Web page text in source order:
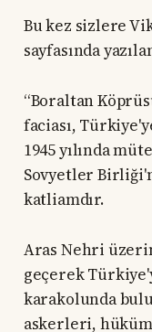
Bu kez sizlere
sayfasında
“Boraltan
faciası,
1945 yılında
Sovyetler
katliamdır.
Aras Nehri
geçerek
karakolunda
askerleri,